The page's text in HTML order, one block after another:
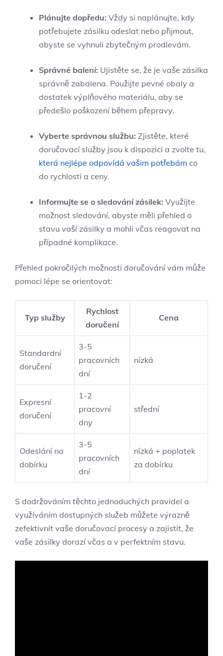
Plánujte dopředu: Vždy ⁣si⁤ naplánujte, ‍kdy
potřebujete zásilku odeslat nebo přijmout,
abyste se vyhnuli zbytečným prodlevám.
Správné balení: ​Ujistěte‍ se, že ​je vaše zásilka
správně zabalena. ⁤Použijte pevné obaly a​
dostatek‍ výplňového materiálu, aby⁤ se
předešlo poškození během přepravy.
Vyberte správnou službu: Zjistěte, ⁤které
doručovací služby⁢ jsou k dispozici a zvolte tu,
která nejlépe odpovídá vašim potřebám co
do rychlosti ⁤a ceny.
Informujte se o sledování zásilek: ⁤Využijte
možnost sledování, abyste ​měli přehled o
stavu vaší zásilky a mohli ⁢včas ⁢reagovat na
případné komplikace.
Přehled pokročilých možností doručování vám ‍může ​
pomoci lépe se‍ orientovat:
Typ služby
Rychlost
doručení
Cena
Standardní
doručení
3-5
pracovních
dní
nízká
Expresní
doručení
1-2⁢
pracovní
dny
střední
Odeslání na
dobírku
3-5
pracovních
dní
nízká + poplatek
za⁣ dobírku
S dodržováním těchto⁤ jednoduchých ⁣pravidel a
využíváním dostupných služeb ⁣můžete výrazně
zefektivnit vaše‌ doručovací procesy a zajistit, že
vaše zásilky dorazí včas‌ a v perfektním stavu.